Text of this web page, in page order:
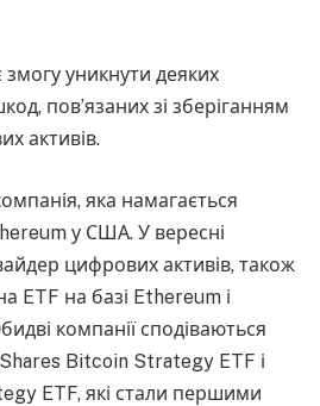
уникнути деяких
пов’язаних зі зберіганням
активів.
яка намагається
у США. У вересні
цифрових активів, також
ETF на базі Ethereum і
компанії сподіваються
Bitcoin Strategy ETF і
ETF, які стали першими